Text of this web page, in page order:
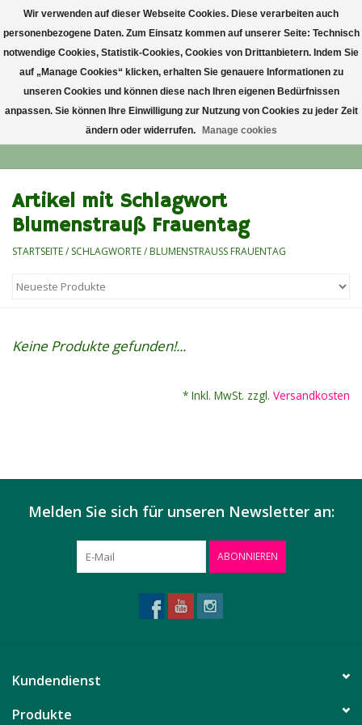
Startseite
Lieblingsblumen
Alle Blumensträuße
Artikel mit Schlagwort
Blumenstrauß Frauentag
STARTSEITE/ SCHLAGWORTE/ BLUMENSTRAUSS FRAUENTAG
Keine Produkte gefunden!...
* Inkl. MwSt. zzgl. Versandkosten
Melden Sie sich für unseren Newsletter an:
ABONNIEREN
Kundendienst
Produkte
Wir verwenden auf dieser Webseite Cookies. Diese verarbeiten auch
personenbezogene Daten. Zum Einsatz kommen auf unserer Seite: Technisch
notwendige Cookies, Statistik-Cookies, Cookies von Drittanbietern. Indem Sie
auf „Manage Cookies“ klicken, erhalten Sie genauere Informationen zu
unseren Cookies und können diese nach Ihren eigenen Bedürfnissen
anpassen. Sie können Ihre Einwilligung zur Nutzung von Cookies zu jeder Zeit
ändern oder widerrufen.
Manage cookies